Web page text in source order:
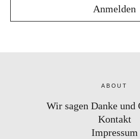
ABOUT
Wir sagen Danke und
Kontakt
Impressum